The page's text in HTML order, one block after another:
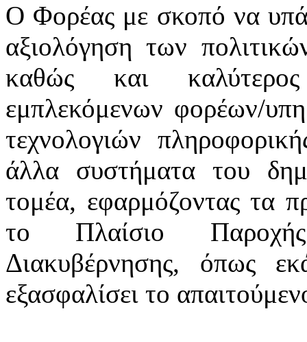
Ο Φορέας με σκοπό να
αξιολόγηση των
καθώς και
εμπλεκόμενων φορέων/
τεχνολογιών
άλλα συστήματα του
τομέα, εφαρμόζοντας τα
το Πλαίσιο
Διακυβέρνησης, όπως
εξασφαλίσει το